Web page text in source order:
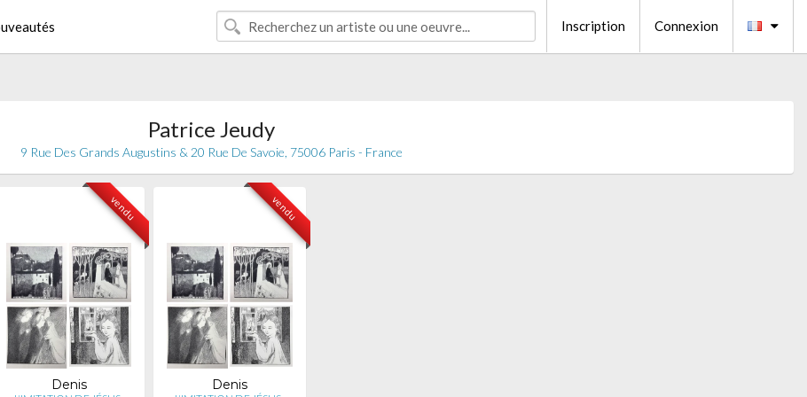
Inscription Connexion
Patrice Jeudy
9 Rue Des Grands Augustins & 20 Rue De Savoie, 75006 Paris - France
vendu
Denis
vendu
Denis